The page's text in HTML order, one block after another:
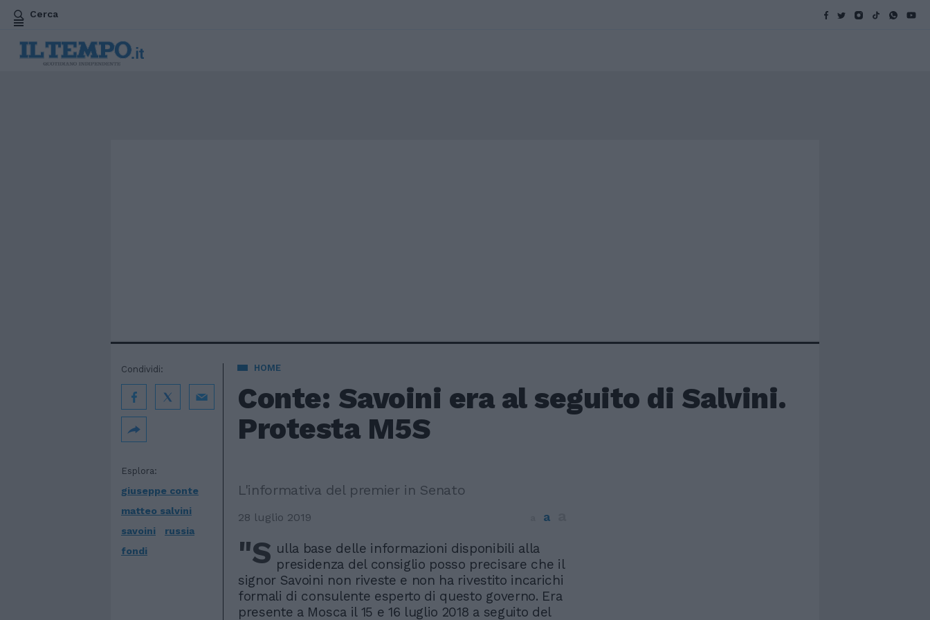
Cerca
HOME
Conte: Savoini era al seguito di Salvini.
Protesta M5S
Esplora:
giuseppe conte
matteo salvini
savoini
russia
fondi
Condividi:
L'informativa del premier in Senato
28 luglio 2019 a
"S ulla base delle informazioni disponibili alla
presidenza del consiglio posso precisare che il
signor Savoini non riveste e non ha rivestito incarichi
formali di consulente esperto di questo governo. Era
presente a Mosca il 15 e 16 luglio 2018 a seguito del